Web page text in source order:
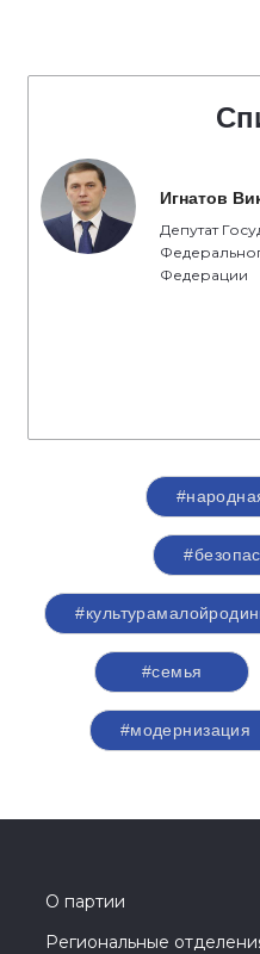
Игнатов
Депутат
Федерации
#семья
#модернизация
О партии
Региональные